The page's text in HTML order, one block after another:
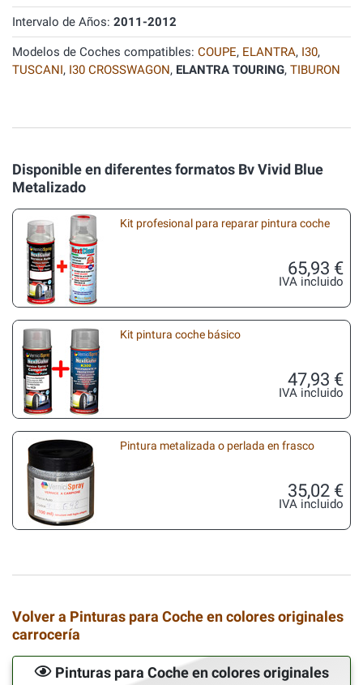
Intervalo de Años: 2011-2012
Modelos de Coches compatibles: COUPE, ELANTRA, I30,
TUSCANI, I30 CROSSWAGON, ELANTRA TOURING, TIBURON
Disponible en diferentes formatos Bv Vivid Blue
Metalizado
Kit profesional para reparar pintura coche
65,93 €
IVA incluido
Kit pintura coche básico
47,93 €
IVA incluido
Pintura metalizada o perlada en frasco
35,02 €
IVA incluido
Volver a Pinturas para Coche en colores originales
carrocería
Pinturas para Coche en colores originales